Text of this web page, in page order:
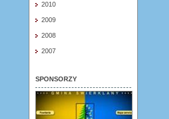
2010
2009
2008
2007
SPONSORZY